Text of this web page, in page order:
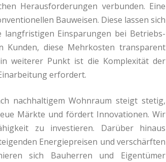
Herausforderungen verbunden. Eine
Bauweisen. Diese lassen sich
langfristigen Einsparungen bei Betriebs-
Kunden, diese Mehrkosten transparent
weiterer Punkt ist die Komplexität der
erfordert.
nachhaltigem Wohnraum steigt stetig,
Märkte und fördert Innovationen. Wir
zu investieren. Darüber hinaus
Energiepreisen und verschärften
sich Bauherren und Eigentümer